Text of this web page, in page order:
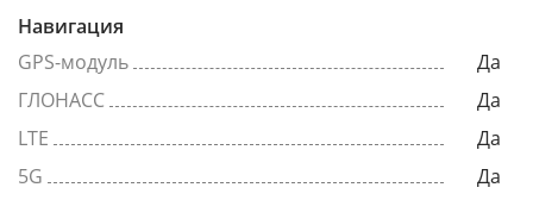
Навигация
GPS-модуль
Да
ГЛОНАСС
Да
LTE
Да
5G
Да